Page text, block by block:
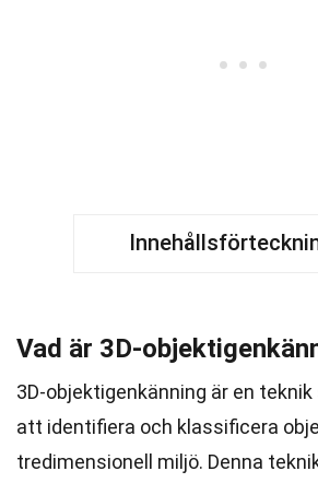
Vad är 3D-
3D-objektigenkänning är en
att identifiera och klassificera
tredimensionell miljö. Denna